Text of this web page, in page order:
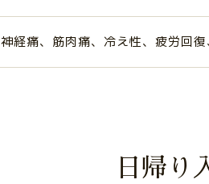
神経痛、筋肉痛、冷え性、疲労回
日帰り